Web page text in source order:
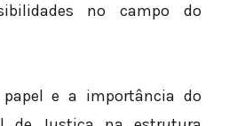
no campo do
e a importância do